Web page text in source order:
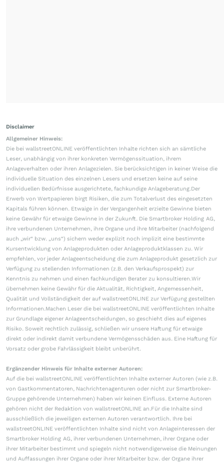
Disclaimer
Allgemeiner Hinweis:
Die bei wallstreetONLINE veröffentlichten Inhalte richten sich an sämtliche
Leser, unabhängig von ihrer konkreten Vermögenssituation, ihrem
Anlageverhalten oder ihren Anlagezielen. Sie berücksichtigen in keiner Weise die
individuelle Situation des einzelnen Lesers und ersetzen keine auf seine
individuellen Bedürfnisse ausgerichtete, fachkundige Anlageberatung.Der
Erwerb von Wertpapieren birgt Risiken, die zum Totalverlust des eingesetzten
Kapitals führen können. Etwaige in der Vergangenheit erzielte Gewinne bieten
keine Gewähr für etwaige Gewinne in der Zukunft. Die Smartbroker Holding AG,
ihre verbundenen Unternehmen, ihre Organe und ihre Mitarbeiter (nachfolgend
auch „wir“ bzw. „uns“) sichern weder explizit noch implizit eine bestimmte
Kursentwicklung von Anlageprodukten oder Anlageproduktklassen zu. Wir
empfehlen, vor jeder Anlageentscheidung die zum Anlageprodukt gesetzlich zur
Verfügung zu stellenden Informationen (z.B. den Verkaufsprospekt) zur
Kenntnis zu nehmen und einen fachkundigen Berater zu konsultieren.Wir
übernehmen keine Gewähr für die Aktualität, Richtigkeit, Angemessenheit,
Qualität und Vollständigkeit der auf wallstreetONLINE zur Verfügung gestellten
Informationen.Machen Leser die bei wallstreetONLINE veröffentlichten Inhalte
zur Grundlage eigener Anlageentscheidungen, so geschieht dies auf eigenes
Risiko. Soweit rechtlich zulässig, schließen wir unsere Haftung für etwaige
direkt oder indirekt damit verbundene Vermögensschäden aus. Eine Haftung für
Vorsatz oder grobe Fahrlässigkeit bleibt unberührt.
Ergänzender Hinweis für Inhalte externer Autoren:
Auf die bei wallstreetONLINE veröffentlichten Inhalte externer Autoren (wie z.B.
von Gastkommentatoren, Nachrichtenagenturen oder nicht zur Smartbroker-
Gruppe gehörende Unternehmen) haben wir keinen Einfluss. Externe Autoren
gehören nicht der Redaktion von wallstreetONLINE an.Für die Inhalte sind
ausschließlich die jeweiligen externen Autoren verantwortlich. Ihre bei
wallstreetONLINE veröffentlichten Inhalte sind nicht von Anlageinteressen der
Smartbroker Holding AG, ihrer verbundenen Unternehmen, ihrer Organe oder
ihrer Mitarbeiter bestimmt und spiegeln nicht notwendigerweise die Meinungen
und Auffassungen ihrer Organe oder ihrer Mitarbeiter bzw. der Organe ihrer